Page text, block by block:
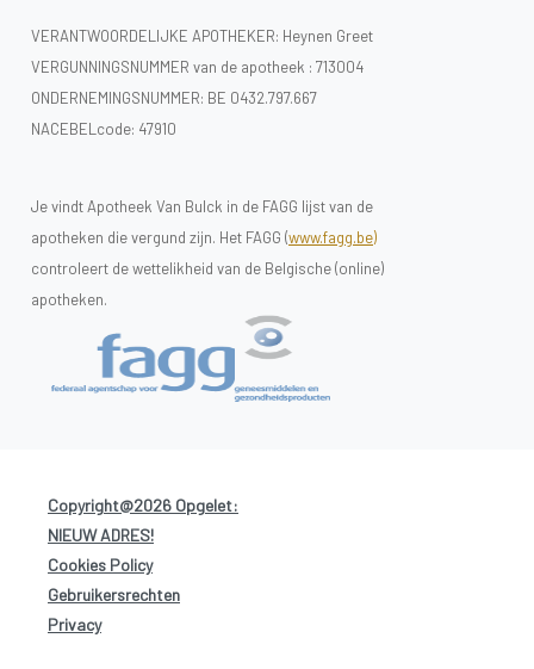
VERANTWOORDELIJKE APOTHEKER: Heynen Greet
VERGUNNINGSNUMMER van de apotheek : 713004
ONDERNEMINGSNUMMER: BE 0432.797.667
NACEBELcode: 47910
Je vindt Apotheek Van Bulck in de FAGG lijst van de
apotheken die vergund zijn. Het FAGG (www.fagg.be)
controleert de wettelikheid van de Belgische (online)
apotheken.
Copyright@2026 Opgelet:
NIEUW ADRES!
Cookies Policy-
Gebruikersrechten
Privacy